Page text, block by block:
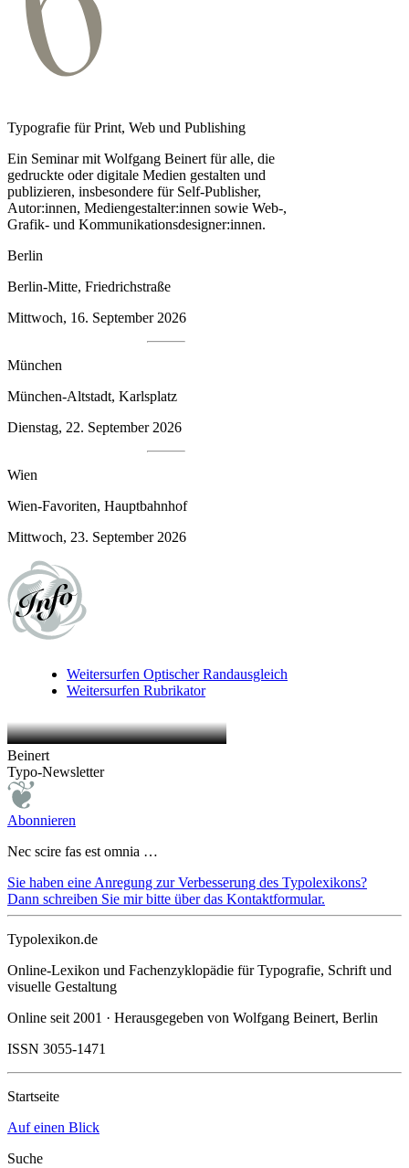
Typografie für Print, Web und Publishing
Ein Seminar mit Wolfgang Beinert für alle, die
gedruckte oder digitale Medien gestalten und
publizieren, insbesondere für Self-Publisher,
Autor:innen, Medien­gestalter:innen sowie Web-,
Grafik- und Kommunikationsdesigner:innen.
Berlin
Berlin-Mitte, Friedrichstraße
Mittwoch, 16. September 2026
München
München-Altstadt, Karlsplatz
Dienstag, 22. September 2026
Wien
Wien-Favoriten, Hauptbahnhof
Mittwoch, 23. September 2026
Weitersurfen Optischer Randausgleich
Weitersurfen Rubrikator
Beinert
Typo-Newsletter
Abonnieren
Nec scire fas est omnia …
Sie haben eine Anregung zur Verbesserung des Typolexikons?
Dann schreiben Sie mir bitte über das Kontaktformular.
Typolexikon.de
Online-Lexikon und Fachenzyklopädie für Typografie, Schrift und
visuelle Gestaltung
Online seit 2001 · Herausgegeben von Wolfgang Beinert, Berlin
ISSN 3055-1471
Startseite
Auf einen Blick
Suche